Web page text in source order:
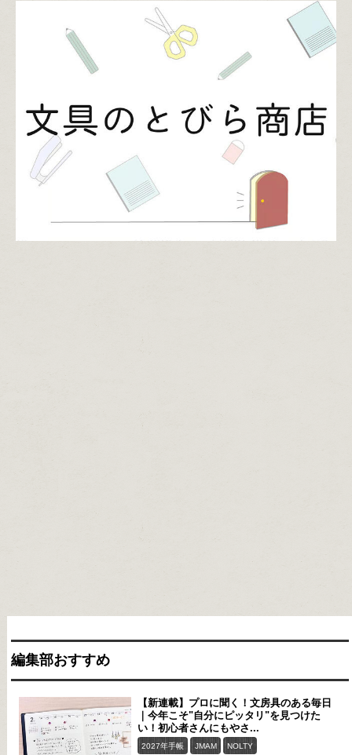
編集部おすすめ
【新連載】プロに聞く！文房具のある毎日
｜今年こそ"自分にピッタリ"を見つけた
い！初心者さんにもやさ...
2027年手帳 JMAM NOLTY